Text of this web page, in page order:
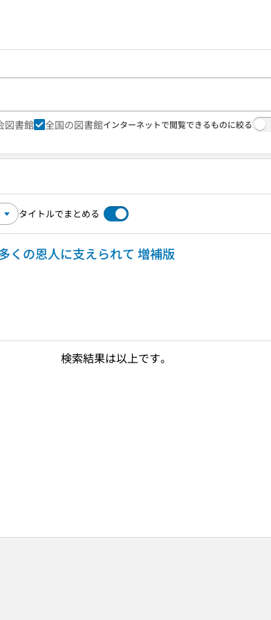
図書館 全国の図書館インターネットで閲覧できるものに絞る
タイトルでまとめる
くの恩人に支えられて 増補版
検索結果は以上です。